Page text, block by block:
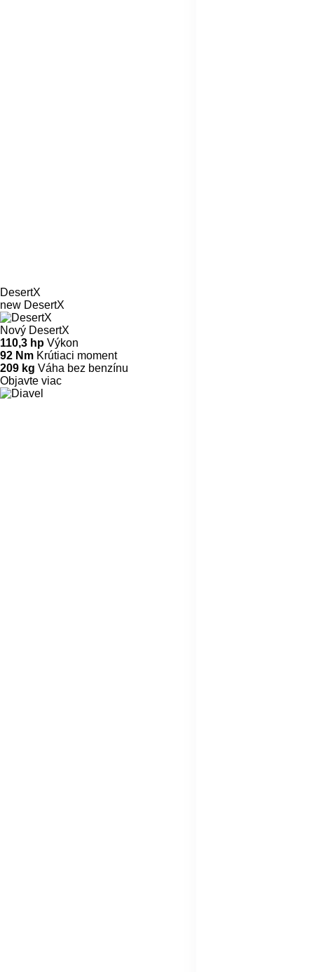
DesertX
new DesertX
Nový DesertX
110,3 hp Výkon
92 Nm Krútiaci moment
209 kg Váha bez benzínu
Objavte viac